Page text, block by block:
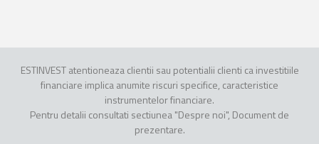
ESTINVEST atentioneaza clientii sau potentialii clienti ca investitiile
financiare implica anumite riscuri specifice, caracteristice
instrumentelor financiare.
Pentru detalii consultati sectiunea "Despre noi", Document de
prezentare.